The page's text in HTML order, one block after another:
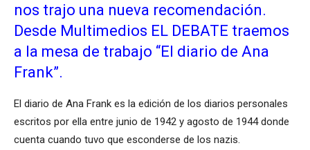
nos trajo una nueva recomendación.
Desde Multimedios EL DEBATE traemos
a la mesa de trabajo “El diario de Ana
Frank”.
El diario de Ana Frank es la edición de los diarios personales
escritos por ella entre junio de 1942 y agosto de 1944 donde
cuenta cuando tuvo que esconderse de los nazis.